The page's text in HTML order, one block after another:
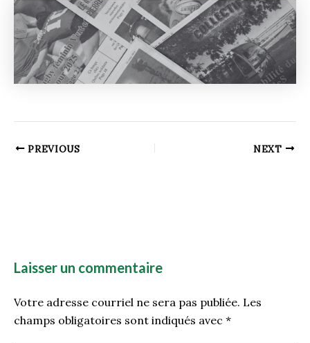
PREVIOUS NEXT
Laisser un commentaire
Votre adresse courriel ne sera pas publiée. Les
champs obligatoires sont indiqués avec *